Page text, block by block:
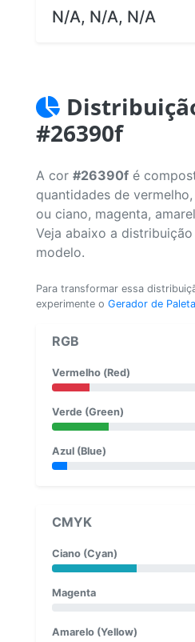
N/A, N/A, N/A
#26390f
A cor #26390f é
quantidades de
ou ciano, magenta,
Veja abaixo a
modelo.
Para transformar essa
experimente o Gerador de
RGB
Vermelho (Red)
Verde (Green)
Azul (Blue)
CMYK
Ciano (Cyan)
Magenta
Amarelo (Yellow)